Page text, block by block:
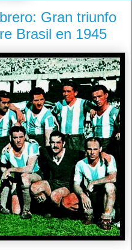
Gran triunfo
Brasil en 1945